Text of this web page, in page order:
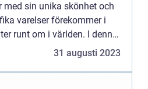
sin unika skönhet och
varelser förekommer i
runt om i världen. I denna
och fördjupa oss i
31 augusti 2023